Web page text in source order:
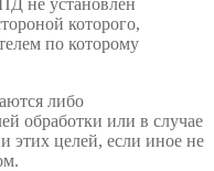
которого,
по которому
либо
обработки или в случае
этих целей, если иное не